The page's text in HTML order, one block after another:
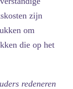
zijn
om
die op het
redeneren